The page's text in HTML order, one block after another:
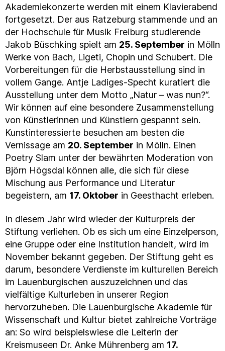
Akademiekonzerte werden mit einem Klavierabend
fortgesetzt. Der aus Ratzeburg stammende und an
der Hochschule für Musik Freiburg studierende
Jakob Büschking spielt am 25. September in Mölln
Werke von Bach, Ligeti, Chopin und Schubert. Die
Vorbereitungen für die Herbstausstellung sind in
vollem Gange. Antje Ladiges-Specht kuratiert die
Ausstellung unter dem Motto „Natur – was nun?“.
Wir können auf eine besondere Zusammenstellung
von Künstlerinnen und Künstlern gespannt sein.
Kunstinteressierte besuchen am besten die
Vernissage am 20. September in Mölln. Einen
Poetry Slam unter der bewährten Moderation von
Björn Högsdal können alle, die sich für diese
Mischung aus Performance und Literatur
begeistern, am 17. Oktober in Geesthacht erleben.
In diesem Jahr wird wieder der Kulturpreis der
Stiftung verliehen. Ob es sich um eine Einzelperson,
eine Gruppe oder eine Institution handelt, wird im
November bekannt gegeben. Der Stiftung geht es
darum, besondere Verdienste im kulturellen Bereich
im Lauenburgischen auszuzeichnen und das
vielfältige Kulturleben in unserer Region
hervorzuheben. Die Lauenburgische Akademie für
Wissenschaft und Kultur bietet zahlreiche Vorträge
an: So wird beispielswiese die Leiterin der
Kreismuseen Dr. Anke Mührenberg am 17.